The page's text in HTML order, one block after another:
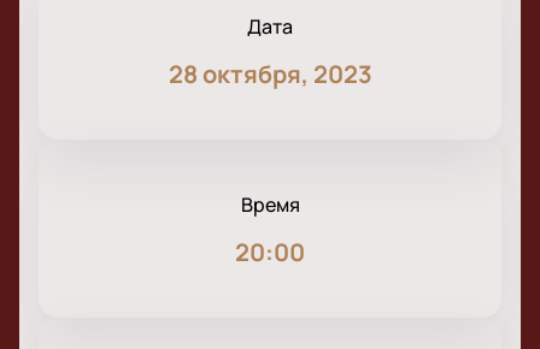
Дата
28 октября, 2023
Время
20:00